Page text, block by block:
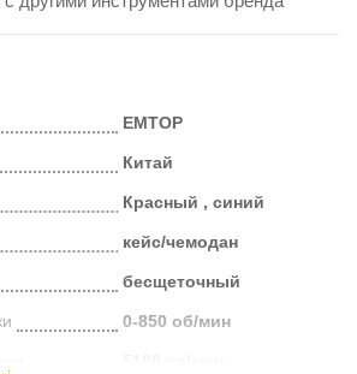
EMTOP
Китай
Красный , синий
кейс/чемодан
бесщеточный
0-850 об/мин